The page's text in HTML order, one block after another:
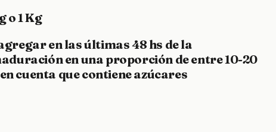
o 1 Kg
en las últimas 48 hs de la
en una proporción de entre 10-20
cuenta que contiene azúcares